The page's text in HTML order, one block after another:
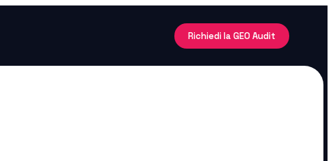
Richiedi la GEO Audit